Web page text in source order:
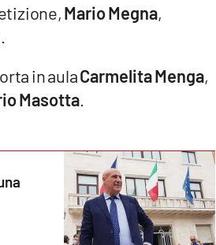
Mario Megna,
in aulaCarmelita Menga,
Masotta